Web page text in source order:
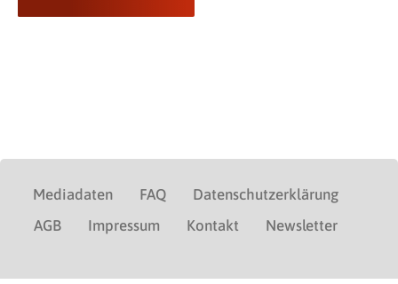
Mediadaten FAQ
Datenschutzerklärung
AGB
Impressum Kontakt Newsletter